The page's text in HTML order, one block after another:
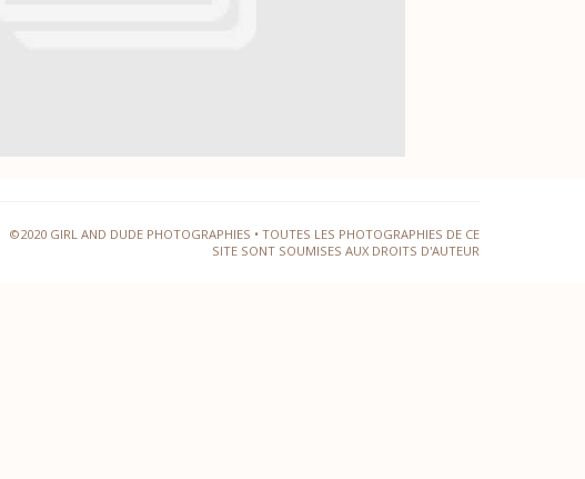
©2020 GIRL AND DUDE PHOTOGRAPHIES • TOUTES LES PHOTOGRAPHIES DE CE
SITE SONT SOUMISES AUX DROITS D'AUTEUR